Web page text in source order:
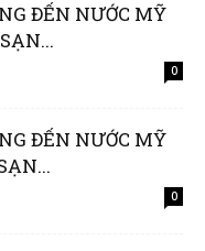
ĐẾN NƯỚC MỸ
0
ĐẾN NƯỚC MỸ
0